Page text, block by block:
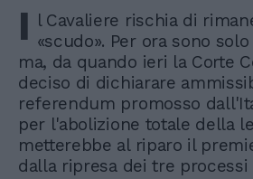
I l Cavaliere rischia di
«scudo». Per ora sono
ma, da quando ieri la Corte
deciso di dichiarare
referendum promosso
per l'abolizione totale della
metterebbe al riparo il
dalla ripresa dei tre processi